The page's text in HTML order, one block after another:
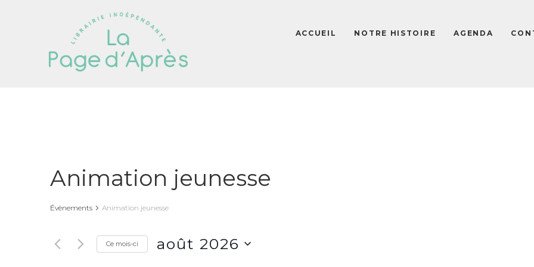
ACCUEIL NOTRE HISTOIRE AGENDA
Animation jeunesse
Évènements Animation jeunesse
Ce mois-ci août 2026